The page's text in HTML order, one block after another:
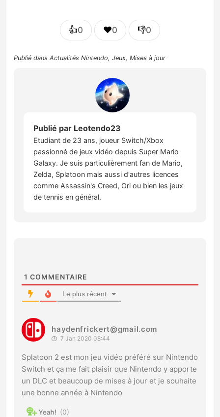
👍0 ❤️0 👎0
Publié dansActualités Nintendo,Jeux,Mises à jour
Publié par Leotendo23
Etudiant de 23 ans, joueur Switch/Xbox
passionné de jeux vidéo depuis Super Mario
Galaxy. Je suis particulièrement fan de Mario,
Zelda, Splatoon mais aussi d'autres licences
comme Assassin's Creed, Ori ou bien les jeux
de tennis en général.
1 COMMENTAIRE
Le plus récent
haydenfrickert@gmail.com
7 Jan 2020 08:44
Splatoon 2 est mon jeu vidéo préféré sur Nintendo
Switch et ça me fait plaisir que Nintendo y apporte
un DLC et beaucoup de mises à jour et je souhaite
une bonne année à Nintendo
0